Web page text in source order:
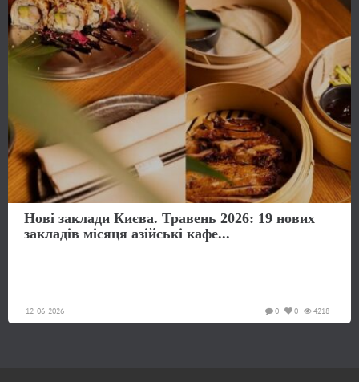
Нові заклади Києва. Травень 2026: 19 нових
закладів місяця азійські кафе...
12-06-2026 4218
0
0